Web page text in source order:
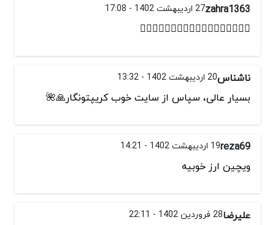
zahra136327 اردیبهشت 1402 - 17:08
👍🏻👍🏻👍🏻👍🏻👍🏻🙏🙏🙏🙏🙏🙏🙏🙏
ناشناس20 اردیبهشت 1402 - 13:32
بسیار عالی، سپاس از سایت خوب کریپتونگار🙏🌺
reza6919 اردیبهشت 1402 - 14:21
ویچین ارز خوبیه
علیرضا28 فروردین 1402 - 22:11